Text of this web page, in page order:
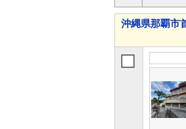
沖縄県那覇市